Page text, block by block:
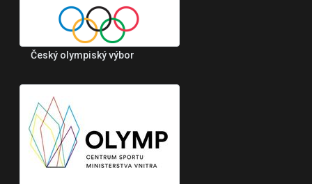
Český olympiský výbor